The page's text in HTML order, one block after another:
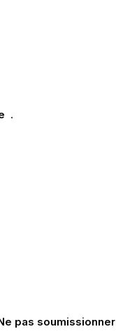
.
pas soumissionner